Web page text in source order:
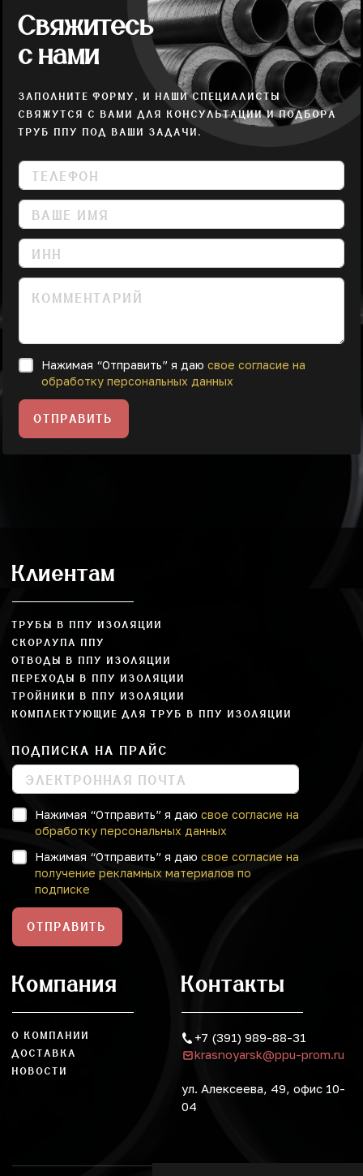
Свяжитесь
с нами
ЗАПОЛНИТЕ ФОРМУ, И НАШИ СПЕЦИАЛИСТЫ
СВЯЖУТСЯ С ВАМИ ДЛЯ КОНСУЛЬТАЦИИ И ПОДБОРА
ТРУБ ППУ ПОД ВАШИ ЗАДАЧИ.
Нажимая “Отправить” я даю свое согласие на
обработку персональных данных
ОТПРАВИТЬ
Клиентам
ТРУБЫ В ППУ ИЗОЛЯЦИИ
СКОРЛУПА ППУ
ОТВОДЫ В ППУ ИЗОЛЯЦИИ
ПЕРЕХОДЫ В ППУ ИЗОЛЯЦИИ
ТРОЙНИКИ В ППУ ИЗОЛЯЦИИ
КОМПЛЕКТУЮЩИЕ ДЛЯ ТРУБ В ППУ ИЗОЛЯЦИИ
ПОДПИСКА НА ПРАЙС
Нажимая “Отправить” я даю свое согласие на
обработку персональных данных
Нажимая “Отправить” я даю свое согласие на
получение рекламных материалов по
подписке
ОТПРАВИТЬ
Компания
О КОМПАНИИ
ДОСТАВКА
НОВОСТИ
Контакты
+7 (391) 989-88-31
krasnoyarsk@ppu-prom.ru
ул. Алексеева, 49, офис 10-
04